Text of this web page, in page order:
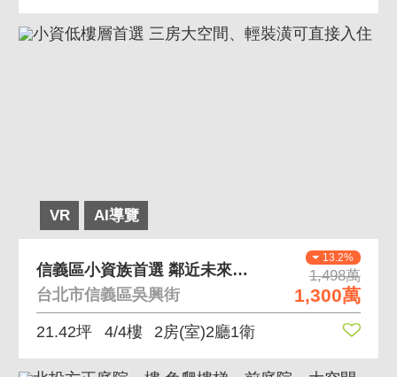
VR AI導覽
13.2%
1,498萬
1,300萬
信義區小資族首選 鄰近未來Y39捷運站、公園
台北市信義區吳興街
21.42坪 4/4樓 2房(室)2廳1衛